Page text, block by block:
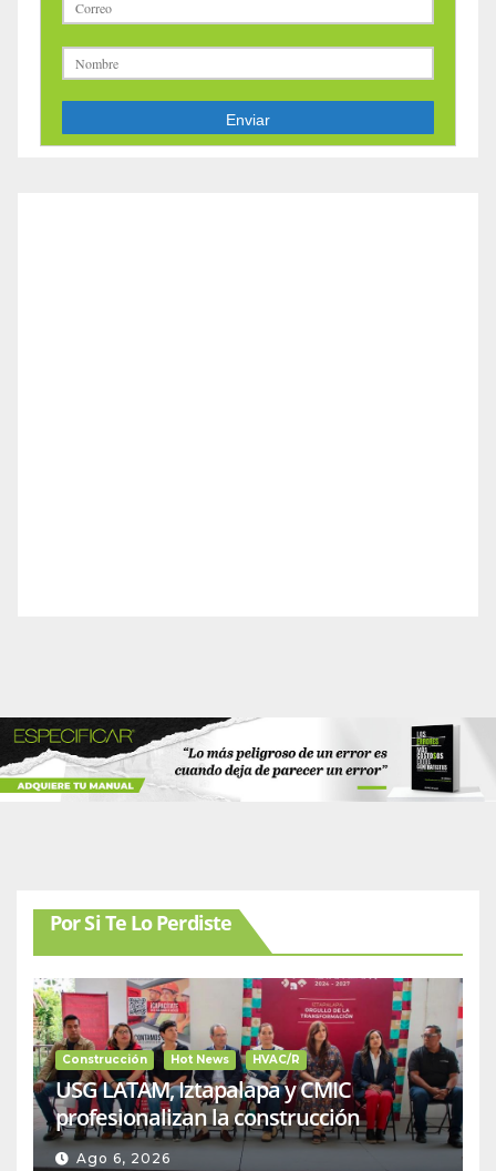
Por Si Te Lo Perdiste
Construcción Hot News HVAC/R
USG LATAM, Iztapalapa y CMIC
profesionalizan la construcción
Ago 6, 2026